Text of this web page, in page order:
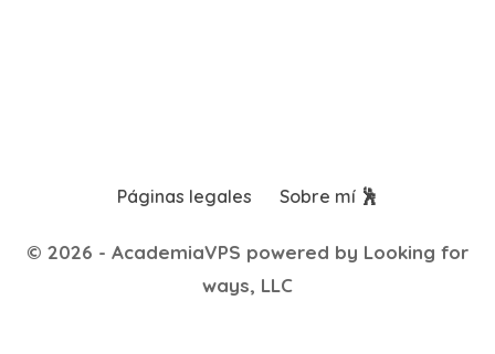
Páginas legales Sobre mí 🕺
© 2026 - AcademiaVPS powered by Looking for
ways, LLC